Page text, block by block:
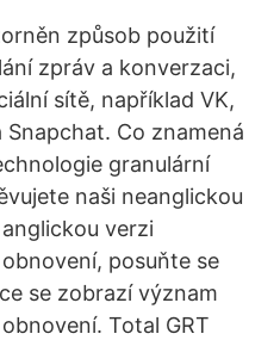
způsob použití
zpráv a konverzaci,
sítě, například VK,
Co znamená
granulární
naši neanglickou
verzi
posuňte se
se zobrazí význam
Total GRT